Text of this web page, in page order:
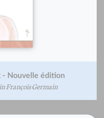
- Nouvelle édition
François Germain